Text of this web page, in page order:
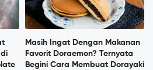
Masih Ingat Dengan Makanan
Favorit Doraemon? Ternyata
Begini Cara Membuat Dorayaki